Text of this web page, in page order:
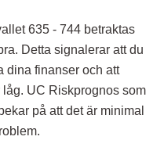
635 - 744 betraktas
Detta signalerar att du
dina finanser och att
UC Riskprognos som
på att det är minimal